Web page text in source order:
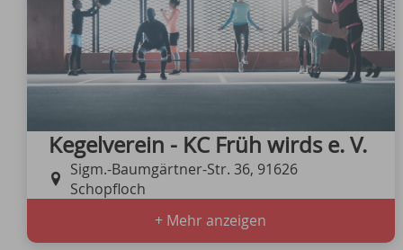
Kegelverein - KC Früh wirds e. V.
Sigm.-Baumgärtner-Str. 36, 91626
Schopfloch
+ Mehr anzeigen